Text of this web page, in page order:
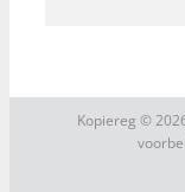
Kopiereg ©